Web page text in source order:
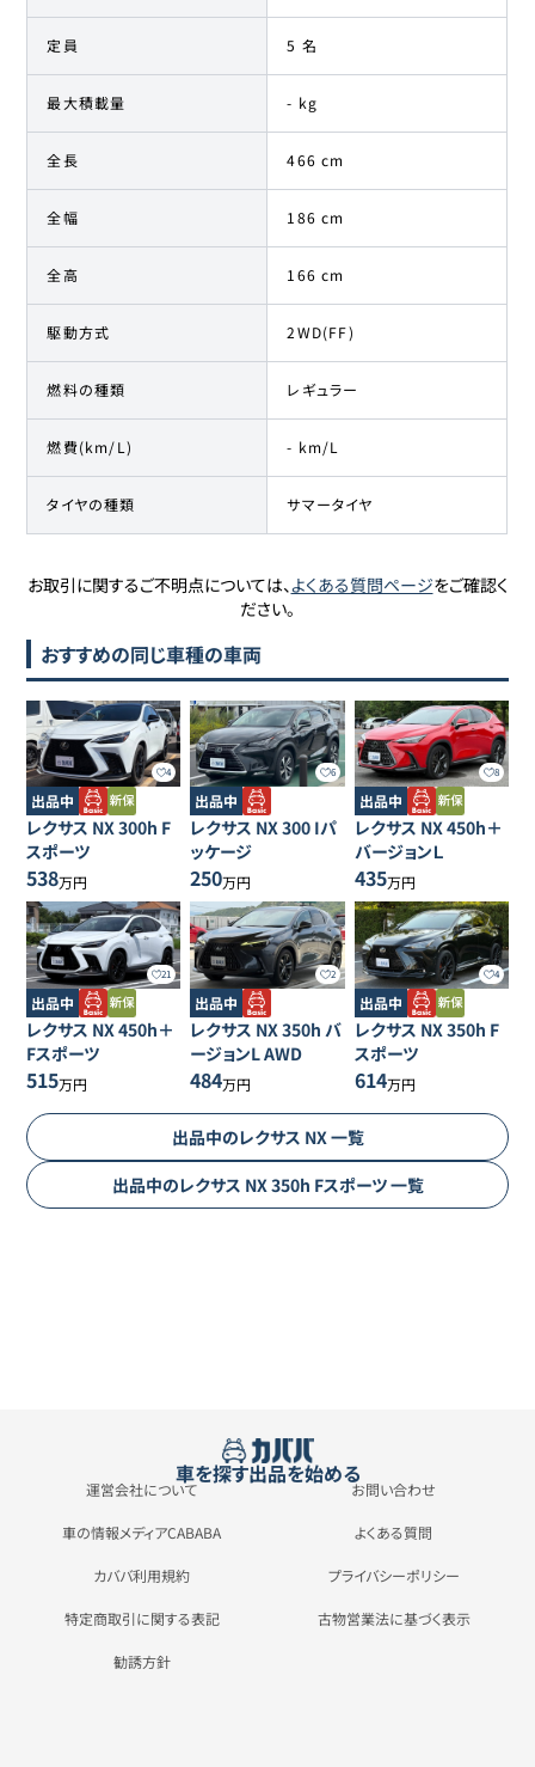
定員 5 名
最大積載量 - kg
全長 466 cm
全幅 186 cm
全高 166 cm
駆動方式 2WD(FF)
燃料の種類 レギュラー
燃費(km/L) - km/L
タイヤの種類 サマータイヤ
お取引に関するご不明点については、よくある質問ページをご確認く
ださい。
おすすめの同じ車種の車両
4
出品中
レクサス NX300h F
スポーツ
538万円
6
出品中
レクサス NX300 Iパ
ッケージ
250万円
8
出品中
レクサス NX450h＋
バージョンＬ
435万円
21
出品中
レクサス NX450h＋
Fスポーツ
515万円
2
出品中
レクサス NX350h バ
ージョンL AWD
484万円
4
出品中
レクサス NX350h F
スポーツ
614万円
出品中のレクサス NX一覧
出品中のレクサス NX350h Fスポーツ一覧
車を探す出品を始める
運営会社について お問い合わせ
車の情報メディアCABABA よくある質問
カババ利用規約 プライバシーポリシー
特定商取引に関する表記 古物営業法に基づく表示
勧誘方針